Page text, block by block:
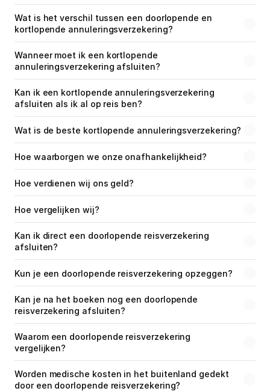
Wat is het verschil tussen een doorlopende en
kortlopende annuleringsverzekering?
Wanneer moet ik een kortlopende
annuleringsverzekering afsluiten?
Kan ik een kortlopende annuleringsverzekering
afsluiten als ik al op reis ben?
Wat is de beste kortlopende annuleringsverzekering?
Hoe waarborgen we onze onafhankelijkheid?
Hoe verdienen wij ons geld?
Hoe vergelijken wij?
Kan ik direct een doorlopende reisverzekering
afsluiten?
Kun je een doorlopende reisverzekering opzeggen?
Kan je na het boeken nog een doorlopende
reisverzekering afsluiten?
Waarom een doorlopende reisverzekering
vergelijken?
Worden medische kosten in het buitenland gedekt
door een doorlopende reisverzekering?